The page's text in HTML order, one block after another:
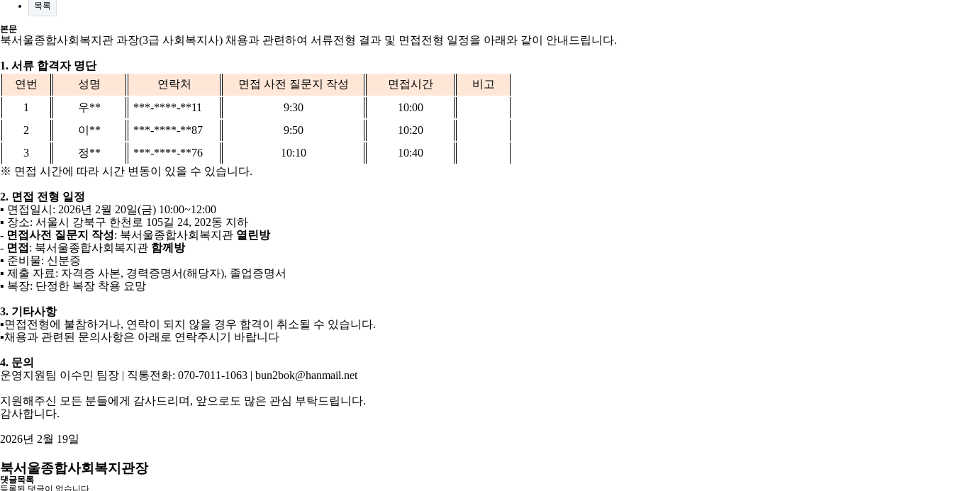
목록
본문
북서울종합사회복지관 과장(3급 사회복지사) 채용과 관련하여 서류전형 결과 및 면접전형 일정을 아래와 같이 안내드립니다.
1. 서류 합격자 명단
연번
성명 연락처 면접 사전 질문지 작성 면접시간
비고
1
우** ***-****-**11 9:30
10:00
2
이 ** ***-****-**87 9:50
10:20
3
정** ***-****-**76 10:10
10:40
※ 면접 시간에 따라 시간 변동이 있을 수 있습니다.
2. 면접 전형 일정
▪ 면접일시 : 2026년 2월 20일(금) 10:00~12:00
▪ 장소: 서울시 강북구 한천로 105길 24, 202동 지하
- 면접사전 질문지 작성: 북서울종합사회복지관 열린방
- 면접 : 북서울종합사회복지관 함께방
▪ 준비물: 신분증
▪ 제출 자료: 자격증 사본, 경력증명서(해당자), 졸업증명서
▪ 복장: 단정한 복장 착용 요망
3. 기타사항
▪면접전형에 불참하거나, 연락이 되지 않을 경우 합격이 취소될 수 있습니다.
▪채용과 관련된 문의사항은 아래로 연락주시기 바랍니다
4. 문의
운영지원팀 이수민 팀장 | 직통전화: 070-7011-1063 | bun2bok@hanmail.net
지원해주신 모든 분들에게 감사드리며 , 앞으로도 많은 관심 부탁드립니다.
감사합니다.
2026년 2월 19일
북서울종합사회복지관장
댓글목록